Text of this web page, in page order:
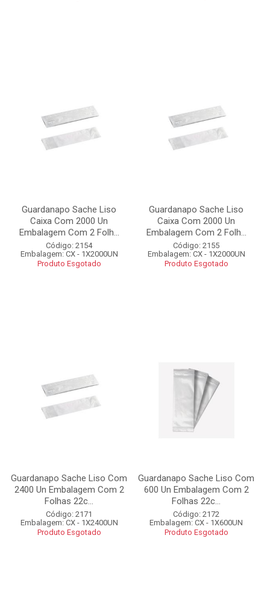
Guardanapo Sache Liso
Caixa Com 2000 Un
Embalagem Com 2 Folh...
Código: 2154
Embalagem: CX - 1X2000UN
Produto Esgotado
Guardanapo Sache Liso
Caixa Com 2000 Un
Embalagem Com 2 Folh...
Código: 2155
Embalagem: CX - 1X2000UN
Produto Esgotado
Guardanapo Sache Liso Com
2400 Un Embalagem Com 2
Folhas 22c...
Código: 2171
Embalagem: CX - 1X2400UN
Produto Esgotado
Guardanapo Sache Liso Com
600 Un Embalagem Com 2
Folhas 22c...
Código: 2172
Embalagem: CX - 1X600UN
Produto Esgotado